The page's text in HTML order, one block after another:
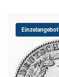
Einzelangebot